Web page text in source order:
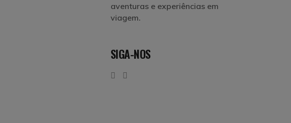
aventuras e experiências em
viagem.
SIGA-NOS